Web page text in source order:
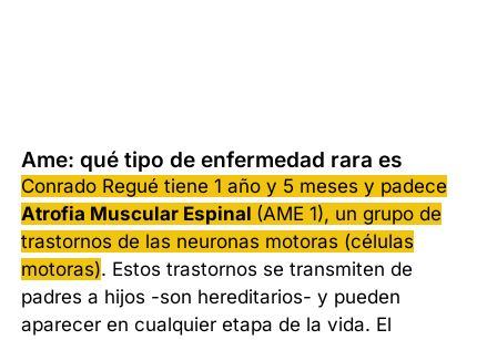
Ame: qué tipo de enfermedad rara es
Conrado Regué tiene 1 año y 5 meses y padece
Atrofia Muscular Espinal (AME 1), un grupo de
trastornos de las neuronas motoras (células
motoras). Estos trastornos se transmiten de
padres a hijos -son hereditarios- y pueden
aparecer en cualquier etapa de la vida. El